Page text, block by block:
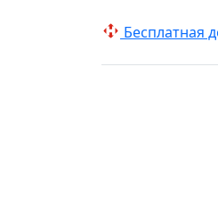
Беcплатная